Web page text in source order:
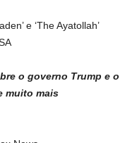
e ‘The Ayatollah’
o governo Trump e o
muito mais